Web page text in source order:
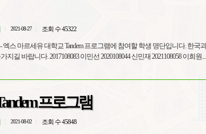
2021-08-27 조회 수 45322
세유 대학교 Tandem 프로그램에 참여할 학생 명단입니다. 한국과 프랑스 언어와 문화를 함께 토
론하고 공부하는시간을가지길 바랍니다. 2017108083 이민선 2020108044 신민재 2021108058 이희원...
프로그램
2021-08-02 조회 수 45848